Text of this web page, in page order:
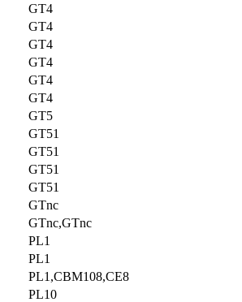
GT4
GT4
GT4
GT4
GT4
GT4
GT5
GT51
GT51
GT51
GT51
GTnc
GTnc,GTnc
PL1
PL1
PL1,CBM108,CE8
PL10